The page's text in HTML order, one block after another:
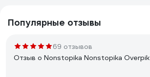
Популярные отзывы
69 отзывов
Отзыв о Nonstopika Nonstopika Overpik